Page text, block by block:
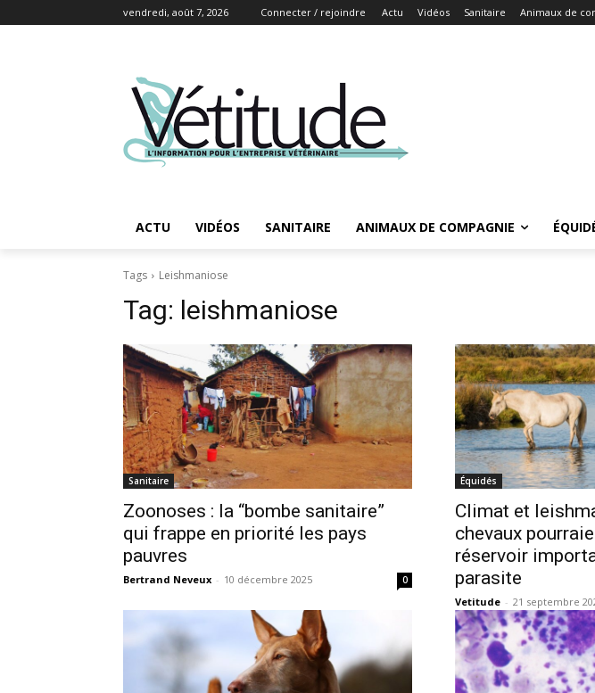
vendredi, août 7, 2026 Connecter / rejoindre Actu Vidéos Sanitaire Animaux de
ACTU VIDÉOS SANITAIRE ANIMAUX DE COMPAGNIE
Tags Leishmaniose
Tag: leishmaniose
Sanitaire
Zoonoses : la “bombe sanitaire”
qui frappe en priorité les pays
pauvres
Bertrand Neveux - 10 décembre 2025 0
Équidés
Climat et
chevaux
réservoir
parasite
Vetitude - 21 septembre